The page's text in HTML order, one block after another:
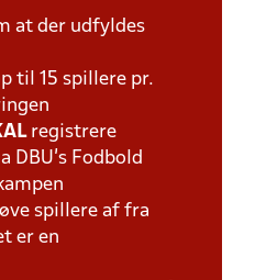
at der udfyldes
til 15 spillere pr.
registrere
DBU's Fodbold
spillere af fra
er en